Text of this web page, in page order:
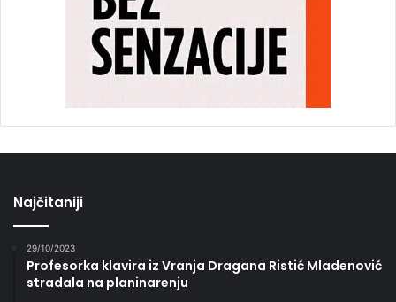
Najčitaniji
29/10/2023
Profesorka klavira iz Vranja Dragana Ristić Mladenović
stradala na planinarenju